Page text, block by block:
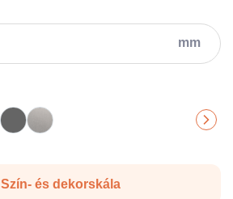
mm
Szín- és dekorskála